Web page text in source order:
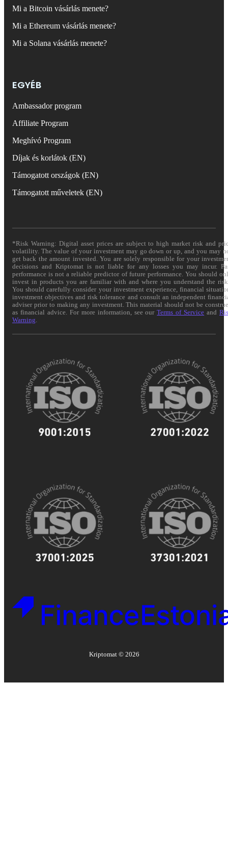
Mi a Bitcoin vásárlás menete?
Mi a Ethereum vásárlás menete?
Mi a Solana vásárlás menete?
EGYÉB
Ambassador program
Affiliate Program
Meghívó Program
Díjak és korlátok (EN)
Támogatott országok (EN)
Támogatott műveletek (EN)
*Risk Warning: Digital asset prices are subject to high market risk and
volatility. The value of your investment may go down or up, and you may
get back the amount invested. You are solely responsible for your
decisions and Kriptomat is not liable for any losses you may incur.
performance is not a reliable predictor of future performance. You should
invest in products you are familiar with and where you understand the
You should carefully consider your investment experience, financial
investment objectives and risk tolerance and consult an independent
adviser prior to making any investment. This material should not be
as financial advice. For more information, see ourTerms of Service and
Warning
Kriptomat © 2026